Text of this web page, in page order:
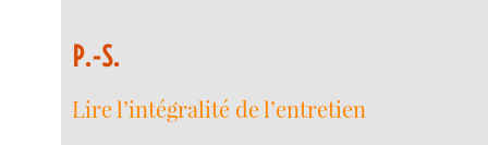
P.-S.
Lire l’intégralité de l’entretien